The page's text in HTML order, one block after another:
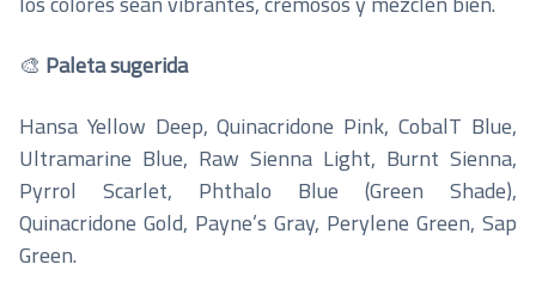
🎨 Paleta sugerida
Hansa Yellow Deep, Quinacridone Pink, CobalT Blue,
Ultramarine Blue, Raw Sienna Light, Burnt Sienna,
Pyrrol Scarlet, Phthalo Blue (Green Shade),
Quinacridone Gold, Payne’s Gray, Perylene Green, Sap
Green.